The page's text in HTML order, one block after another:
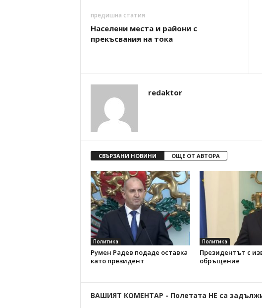
предишна статия
Населени места и райони с
прекъсвания на тока
redaktor
СВЪРЗАНИ НОВИНИ ОЩЕ ОТ АВТОРА
Политика
Румен Радев подаде оставка
като президент
Политика
Президентът с
обръщение
ВАШИЯТ КОМЕНТАР - Полетата НЕ са